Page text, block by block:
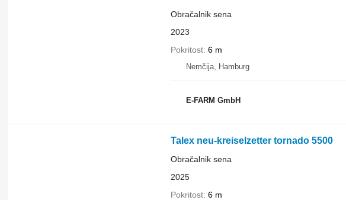
Obračalnik sena
2023
Pokritost 6 m
Nemčija, Hamburg
E-FARM GmbH
Talex neu-kreiselzetter tornado 5500
Obračalnik sena
2025
Pokritost 6 m